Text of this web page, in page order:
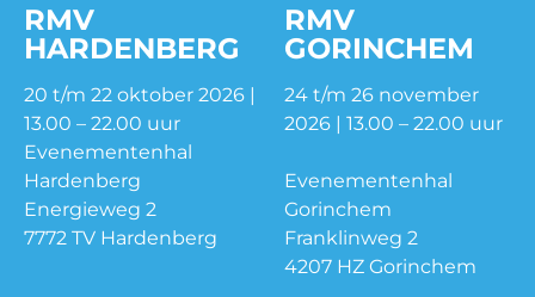
RMV
HARDENBERG
20 t/m 22 oktober 2026 |
13.00 – 22.00 uur
Evenementenhal
Hardenberg
Energieweg 2
7772 TV Hardenberg
RMV
GORINCHEM
24 t/m 26 november
2026 | 13.00 – 22.00 uur
Evenementenhal
Gorinchem
Franklinweg 2
4207 HZ Gorinchem